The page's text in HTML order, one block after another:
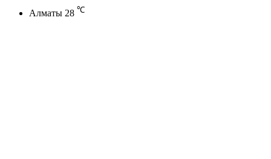
Алматы 28 ℃